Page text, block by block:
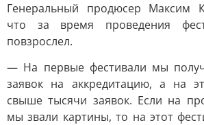
Генеральный продюсер Максим
что за время проведения
повзрослел.
— На первые фестивали мы
заявок на аккредитацию, а на
свыше тысячи заявок. Если на
мы звали картины, то на этот